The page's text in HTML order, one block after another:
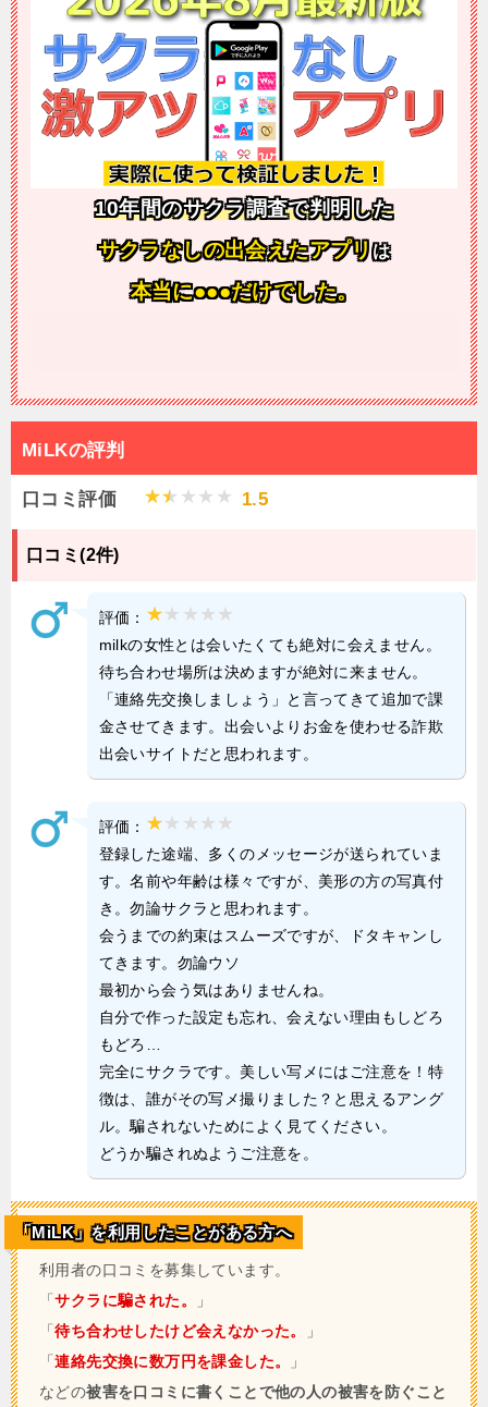
10年間のサクラ調査で判明した
サクラなしの出会えたアプリは
本当に●●●だけでした。
MiLKの評判
口コミ評価 1.5
口コミ(2件)
評価：
milkの女性とは会いたくても絶対に会えません。
待ち合わせ場所は決めますが絶対に来ません。
「連絡先交換しましょう」と言ってきて追加で課
金させてきます。出会いよりお金を使わせる詐欺
出会いサイトだと思われます。
評価：
登録した途端、多くのメッセージが送られていま
す。名前や年齢は様々ですが、美形の方の写真付
き。勿論サクラと思われます。
会うまでの約束はスムーズですが、ドタキャンし
てきます。勿論ウソ
最初から会う気はありませんね。
自分で作った設定も忘れ、会えない理由もしどろ
もどろ…
完全にサクラです。美しい写メにはご注意を！特
徴は、誰がその写メ撮りました？と思えるアング
ル。騙されないためによく見てください。
どうか騙されぬようご注意を。
「MiLK」を利用したことがある方へ
利用者の口コミを募集しています。
「サクラに騙された。
」
「待ち合わせしたけど会えなかった。
」
「連絡先交換に数万円を課金した。
」
などの被害を口コミに書くことで他の人の被害を防ぐこと